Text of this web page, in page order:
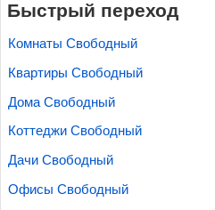
Быстрый переход
Комнаты Свободный
Квартиры Свободный
Дома Свободный
Коттеджи Свободный
Дачи Свободный
Офисы Свободный